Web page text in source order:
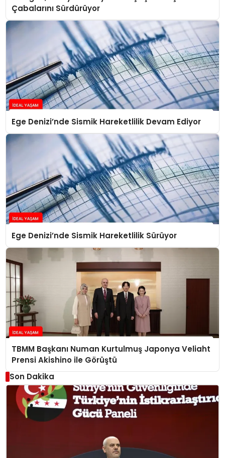
Çabalarını Sürdürüyor
Ege Denizi’nde Sismik Hareketlilik Devam Ediyor
Ege Denizi’nde Sismik Hareketlilik Sürüyor
TBMM Başkanı Numan Kurtulmuş Japonya Veliaht
Prensi Akishino ile Görüştü
Son Dakika